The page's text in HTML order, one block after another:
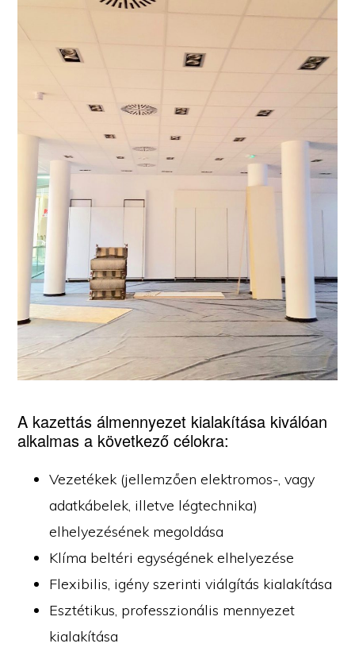
A kazettás álmennyezet kialakítása kiválóan
alkalmas a következő célokra:
Vezetékek (jellemzően elektromos-, vagy
adatkábelek, illetve légtechnika)
elhelyezésének megoldása
Klíma beltéri egységének elhelyezése
Flexibilis, igény szerinti viálgítás kialakítása
Esztétikus, professzionális mennyezet
kialakítása